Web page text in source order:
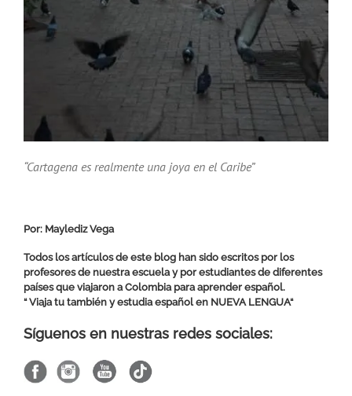
“Cartagena es realmente una joya en el Caribe”
Por: Maylediz Vega
Todos los artículos de este blog han sido escritos por los
profesores de nuestra escuela y por estudiantes de diferentes
países que viajaron a Colombia para aprender español.
“ Viaja tu también y estudia español en NUEVA LENGUA“
Síguenos en nuestras redes sociales: